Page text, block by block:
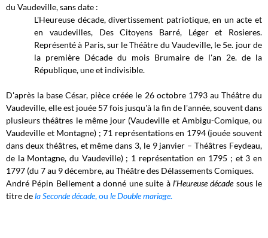
du Vaudeville, sans date :
L'Heureuse décade, divertissement patriotique, en un acte et
en vaudevilles, Des Citoyens Barré, Léger et Rosieres.
Représenté à Paris, sur le Théâtre du Vaudeville, le 5e. jour de
la première Décade du mois Brumaire de l'an 2e. de la
République, une et indivisible.
D'après la base César, pièce créée le 26 octobre 1793 au Théâtre du
Vaudeville, elle est jouée 57 fois jusqu'à la fin de l'année, souvent dans
plusieurs théâtres le même jour (Vaudeville et Ambigu-Comique, ou
Vaudeville et Montagne) ; 71 représentations en 1794 (jouée souvent
dans deux théâtres, et même dans 3, le 9 janvier – Théâtres Feydeau,
de la Montagne, du Vaudeville) ; 1 représentation en 1795 ; et 3 en
1797 (du 7 au 9 décembre, au Théâtre des Délassements Comiques.
André Pépin Bellement a donné une suite à l'Heureuse décadesous le
titre dela Seconde décade, ou le Double mariage.